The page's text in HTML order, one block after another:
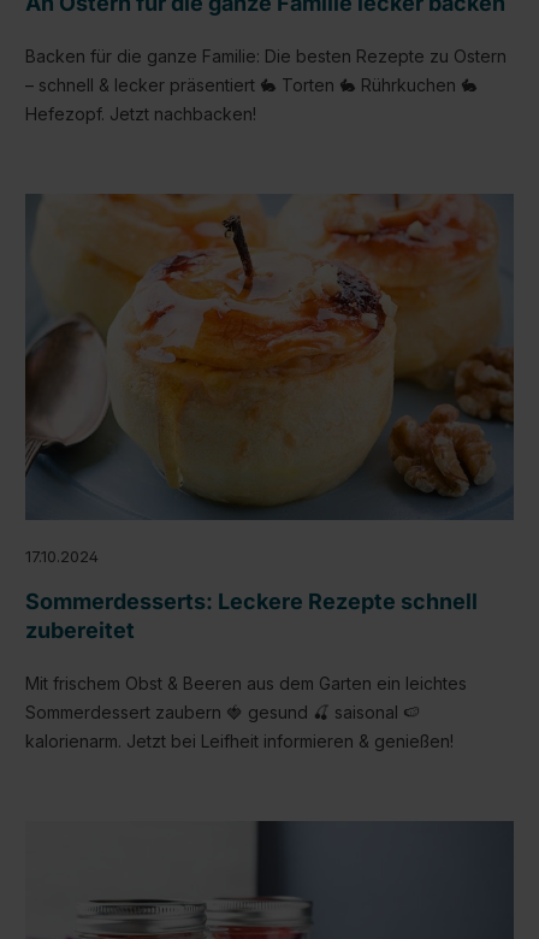
Backen für die ganze Familie: Die besten Rezepte zu Ostern
– schnell & lecker präsentiert 🐇 Torten 🐇 Rührkuchen 🐇
Hefezopf. Jetzt nachbacken!
17.10.2024
Sommerdesserts: Leckere Rezepte schnell
zubereitet
Mit frischem Obst & Beeren aus dem Garten ein leichtes
Sommerdessert zaubern 🍓 gesund 🍒 saisonal 🍉
kalorienarm. Jetzt bei Leifheit informieren & genießen!